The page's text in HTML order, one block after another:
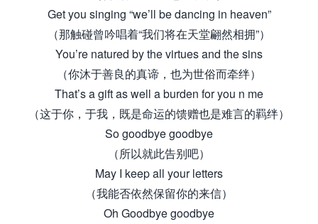
Get you singing “we’ll be dancing in heaven”
（那触碰曾吟唱着“我们将在天堂翩然相拥”）
You’re natured by the virtues and the sins
（你沐于善良的真谛，也为世俗而牵绊）
That’s a gift as well a burden for you n me
（这于你，于我，既是命运的馈赠也是难言的羁绊）
So goodbye goodbye
（所以就此告别吧）
May I keep all your letters
（我能否依然保留你的来信）
Oh Goodbye goodbye